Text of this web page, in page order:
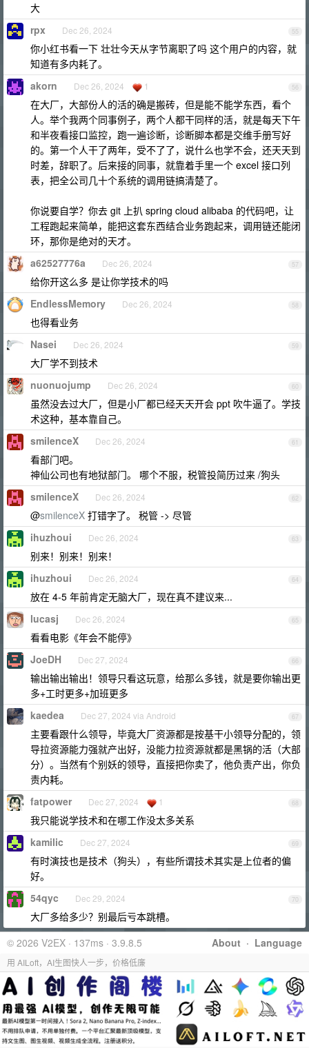
大
55
rpx Dec 26, 2024
你小红书看一下 壮壮今天从字节离职了吗 这个用户的内容，就
知道有多内耗了。
56
akorn Dec 26, 2024 1
在大厂，大部份人的活的确是搬砖，但是能不能学东西，看个
人。举个我两个同事例子，两个人都干同样的活，就是每天下午
和半夜看接口监控，跑一遍诊断，诊断脚本都是交维手册写好
的。第一个人干了两年，受不了了，说什么也学不会，还天天到
时差，辞职了。后来接的同事，就靠着手里一个 excel 接口列
表，把全公司几十个系统的调用链搞清楚了。
你说要自学？你去 git 上扒 spring cloud alibaba 的代码吧，让
工程跑起来简单，能把这套东西结合业务跑起来，调用链还能闭
环，那你是绝对的天才。
57
a62527776a Dec 26, 2024
给你开这么多 是让你学技术的吗
58
EndlessMemory Dec 26, 2024
也得看业务
59
Nasei Dec 26, 2024
大厂学不到技术
60
nuonuojump Dec 26, 2024
虽然没去过大厂，但是小厂都已经天天开会 ppt 吹牛逼了。学技
术这种，基本靠自己。
61
smilenceX Dec 26, 2024
看部门吧。
神仙公司也有地狱部门。 哪个不服，税管投简历过来 /狗头
62
smilenceX Dec 26, 2024
@smilenceX 打错字了。 税管 -> 尽管
63
ihuzhoui Dec 26, 2024
别来！别来！别来！
64
ihuzhoui Dec 26, 2024
放在 4-5 年前肯定无脑大厂，现在真不建议来...
65
lucasj Dec 26, 2024
看看电影《年会不能停》
66
JoeDH Dec 27, 2024
输出输出输出！领导只看这玩意，给那么多钱，就是要你输出更
多+工时更多+加班更多
67
kaedea Dec 27, 2024 via Android
主要看跟什么领导，毕竟大厂资源都是按基干小领导分配的，领
导拉资源能力强就产出好，没能力拉资源就都是黑锅的活（大部
分）。当然有个别妖的领导，直接把你卖了，他负责产出，你负
责内耗。
68
fatpower Dec 27, 2024 1
我只能说学技术和在哪工作没太多关系
69
kamilic Dec 27, 2024
有时演技也是技术（狗头），有些所谓技术其实是上位者的偏
好。
70
54qyc Dec 29, 2024
大厂多给多少？别最后亏本跳槽。
About · Language
© 2026 V2EX · 137ms · 3.9.8.5
用 AILoft，AI生图快人一步，价格低廉